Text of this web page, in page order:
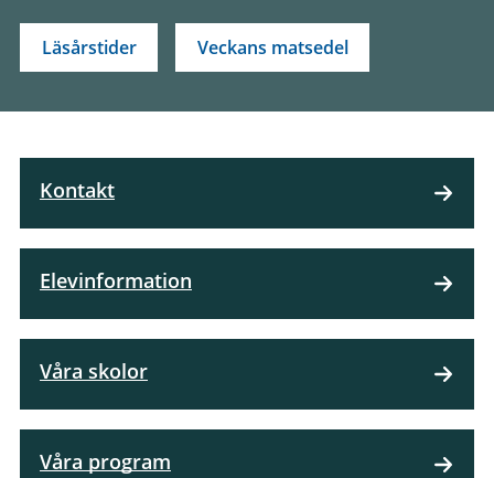
Läsårstider Veckans matsedel
Kontakt
Elevinformation
Våra skolor
Våra program